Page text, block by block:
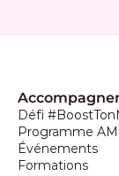
Défi
Programme AM
Événements
Formations